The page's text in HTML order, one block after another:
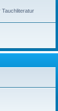
Tauchliteratur